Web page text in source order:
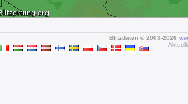
Blitzdaten © 2003-2026